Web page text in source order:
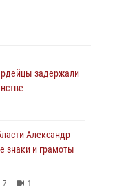
задержали
Александр
знаки и грамоты
7 1